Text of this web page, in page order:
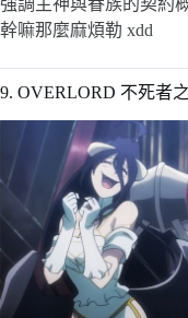
強調主神與眷族的契約
幹嘛那麼麻煩勒 xdd
9. OVERLORD 不死者